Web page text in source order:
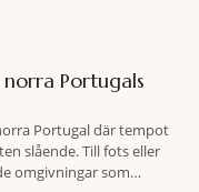
Portugals
Portugal där tempot
slående. Till fots eller
omgivningar som